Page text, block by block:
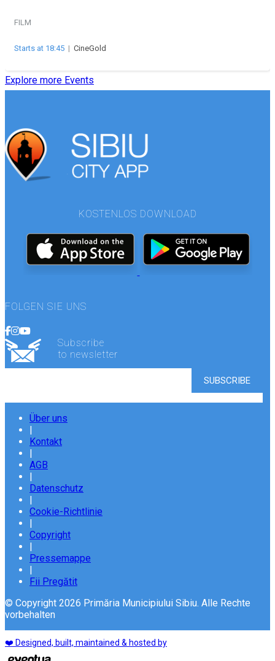
FILM
Starts at 18:45 | CineGold
Explore more Events
KOSTENLOS DOWNLOAD
FOLGEN SIE UNS
Subscribe
to newsletter
Über uns
|
Kontakt
|
AGB
|
Datenschutz
|
Cookie-Richtlinie
|
Copyright
|
Pressemappe
|
Fii Pregătit
© Copyright 2026 Primăria Municipiului Sibiu. Alle Rechte
vorbehalten
❤️ Designed, built, maintained & hosted by